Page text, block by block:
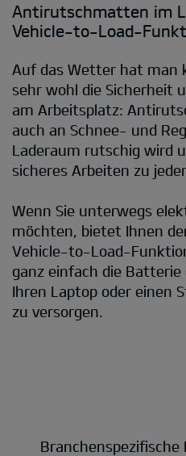
Antirutschmatten im
Vehicle-to-Load-
Auf das Wetter hat man
sehr wohl die Sicherheit
am Arbeitsplatz:
auch an Schnee- und
Laderaum rutschig wird
sicheres Arbeiten zu
Wenn Sie unterwegs
möchten, bietet Ihnen
Vehicle-to-Load-
ganz einfach die Batterie
Ihren Laptop oder einen
zu versorgen.
Branchenspezifische